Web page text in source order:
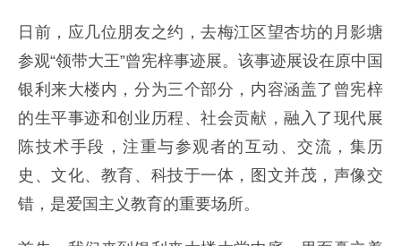
日前，应几位朋友之约，去梅江区望杏坊的月影塘
参观“领带大王”曾宪梓事迹展。该事迹展设在原中国
银利来大楼内，分为三个部分，内容涵盖了曾宪梓
的生平事迹和创业历程、社会贡献，融入了现代展
陈技术手段，注重与参观者的互动、交流，集历
史、文化、教育、科技于一体，图文并茂，声像交
错，是爱国主义教育的重要场所。